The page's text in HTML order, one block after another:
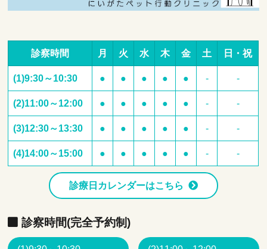
診察時間 月 火 水 木 金 土 日・祝
(1)9:30～10:30 ● ● ● ● ● - -
(2)11:00～12:00 ● ● ● ● ● - -
(3)12:30～13:30 ● ● ● ● ● - -
(4)14:00～15:00 ● ● ● ● ● - -
診療日カレンダーはこちら
診察時間(完全予約制)